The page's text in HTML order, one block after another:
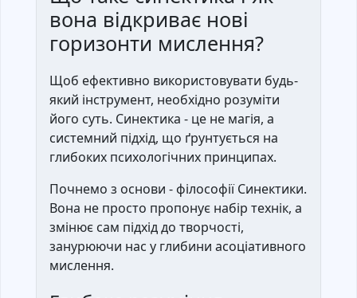
вона відкриває нові
горизонти мислення?
Щоб ефективно використовувати будь-
який інструмент, необхідно розуміти
його суть. Синектика - це не магія, а
системний підхід, що ґрунтується на
глибоких психологічних принципах.
Почнемо з основи - філософії Синектики.
Вона не просто пропонує набір технік, а
змінює сам підхід до творчості,
занурюючи нас у глибини асоціативного
мислення.